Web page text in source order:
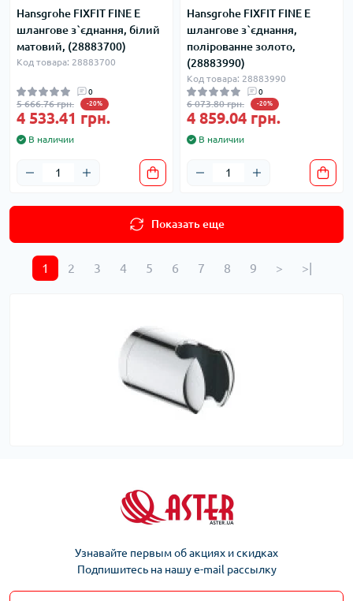
Hansgrohe FIXFIT FINE E
шлангове з`єднання, білий
матовий, (28883700)
Код товара: 28883700
0
5 666.76 грн. -20%
4 533.41 грн.
В наличии
Hansgrohe FIXFIT FINE E
шлангове з`єднання,
полірованне золото,
(28883990)
Код товара: 28883990
0
6 073.80 грн. -20%
4 859.04 грн.
В наличии
Показать еще
1 2 3 4 5 6 7 8 9 > >|
Узнавайте первым об акциях и скидках
Подпишитесь на нашу e-mail рассылку